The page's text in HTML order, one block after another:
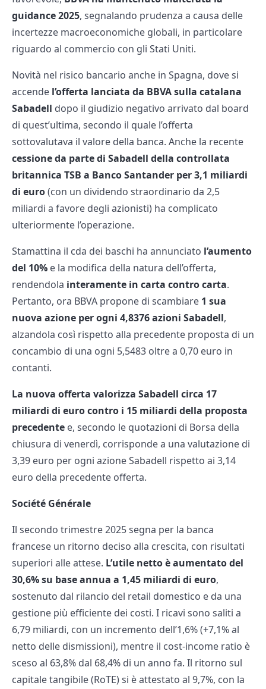
guidance 2025, segnalando prudenza a causa delle
incertezze macroeconomiche globali, in particolare
riguardo al commercio con gli Stati Uniti.
Novità nel risico bancario anche in Spagna, dove si
accende l’offerta lanciata da BBVA sulla catalana
Sabadell dopo il giudizio negativo arrivato dal board
di quest’ultima, secondo il quale l’offerta
sottovalutava il valore della banca. Anche la recente
cessione da parte di Sabadell della controllata
britannica TSB a Banco Santander per 3,1 miliardi
di euro(con un dividendo straordinario da 2,5
miliardi a favore degli azionisti) ha complicato
ulteriormente l’operazione.
Stamattina il cda dei baschi ha annunciato l’aumento
del 10% e la modifica della natura dell’offerta,
rendendola interamente in carta contro carta.
Pertanto, ora BBVA propone di scambiare 1 sua
nuova azione per ogni 4,8376 azioni Sabadell,
alzandola così rispetto alla precedente proposta di un
concambio di una ogni 5,5483 oltre a 0,70 euro in
contanti.
La nuova offerta valorizza Sabadell circa 17
miliardi di euro contro i 15 miliardi della proposta
precedente e, secondo le quotazioni di Borsa della
chiusura di venerdì, corrisponde a una valutazione di
3,39 euro per ogni azione Sabadell rispetto ai 3,14
euro della precedente offerta.
Société Générale
Il secondo trimestre 2025 segna per la banca
francese un ritorno deciso alla crescita, con risultati
superiori alle attese. L’utile netto è aumentato del
30,6% su base annua a 1,45 miliardi di euro,
sostenuto dal rilancio del retail domestico e da una
gestione più efficiente dei costi. I ricavi sono saliti a
6,79 miliardi, con un incremento dell’1,6% (+7,1% al
netto delle dismissioni), mentre il cost-income ratio è
sceso al 63,8% dal 68,4% di un anno fa. Il ritorno sul
capitale tangibile (RoTE) si è attestato al 9,7%, con la